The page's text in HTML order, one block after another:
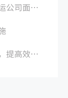
新挑战
降低成本